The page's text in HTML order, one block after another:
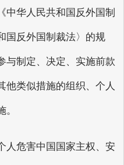
华人民共和国反外国制
国反外国制裁法〉的规
与制定、决定、实施前款
他类似措施的组织、个人
危害中国国家主权、安